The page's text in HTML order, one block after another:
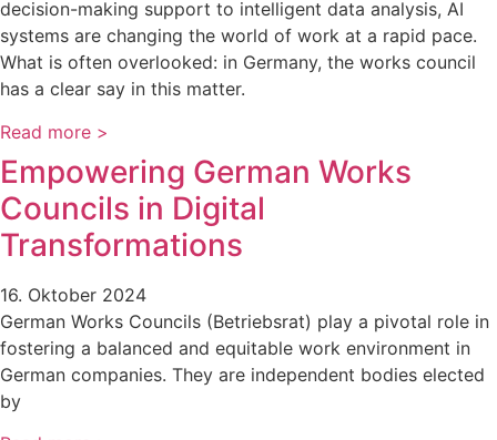
decision-making support to intelligent data analysis, AI
systems are changing the world of work at a rapid pace.
What is often overlooked: in Germany, the works council
has a clear say in this matter.
Read more >
Empowering German Works
Councils in Digital
Transformations
16. Oktober 2024
German Works Councils (Betriebsrat) play a pivotal role in
fostering a balanced and equitable work environment in
German companies. They are independent bodies elected
by